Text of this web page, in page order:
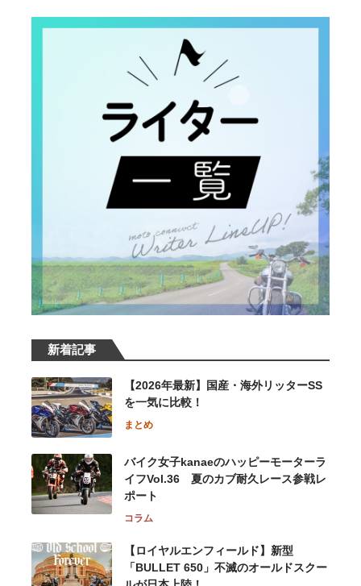
新着記事
【2026年最新】国産・海外リッターSS
を一気に比較！
まとめ
バイク女子kanaeのハッピーモーターラ
イフVol.36 夏のカブ耐久レース参戦レ
ポート
コラム
【ロイヤルエンフィールド】新型
「BULLET 650」不滅のオールドスクー